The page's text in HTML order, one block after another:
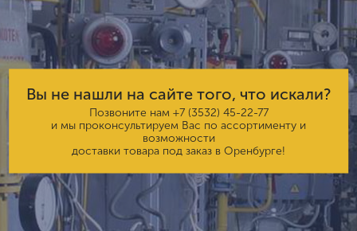
Вы не нашли на сайте того, что искали?
Позвоните нам +7 (3532) 45-22-77
и мы проконсультируем Вас по ассортименту и
возможности
доставки товара под заказ в Оренбурге!